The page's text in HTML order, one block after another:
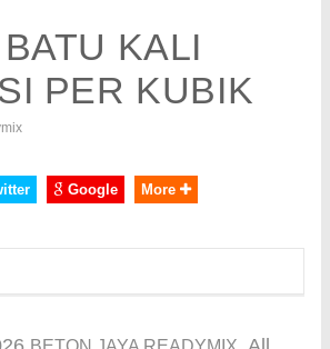
KALI
PER KUBIK
Google More